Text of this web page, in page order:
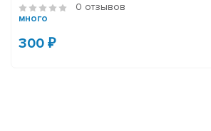
0 отзывов
много
300 ₽